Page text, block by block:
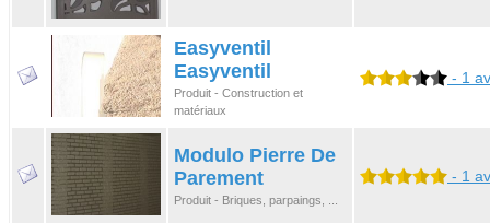
Easyventil
Easyventil
Produit - Construction et
matériaux
- 1
Modulo Pierre De
Parement
Produit - Briques, parpaings, ...
- 1